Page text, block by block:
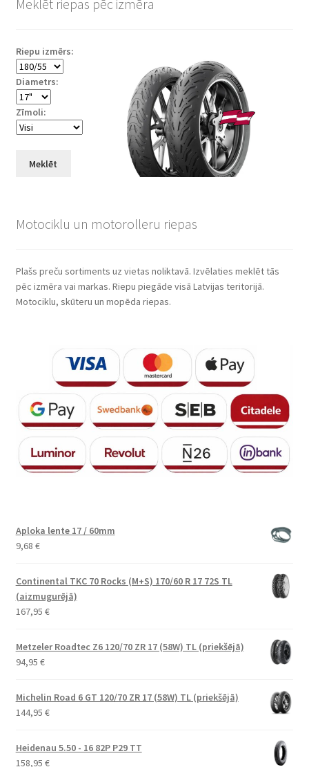
Meklēt riepas pēc izmēra
Riepu izmērs:
Diametrs:
Zīmoli:
Meklēt
Motociklu un motorolleru riepas
Plašs preču sortiments uz vietas noliktavā. Izvēlaties meklēt tās
pēc izmēra vai markas. Riepu piegāde visā Latvijas teritorijā.
Motociklu, skūteru un mopēda riepas.
Aploka lente 17 / 60mm
9,68 €
Continental TKC 70 Rocks (M+S) 170/60 R 17 72S TL
(aizmugurējā)
167,95 €
Metzeler Roadtec Z6 120/70 ZR 17 (58W) TL (priekšējā)
94,95 €
Michelin Road 6 GT 120/70 ZR 17 (58W) TL (priekšējā)
144,95 €
Heidenau 5.50 - 16 82P P29 TT
158,95 €